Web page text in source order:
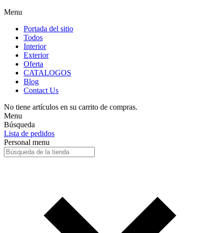
Menu
Portada del sitio
Todos
Interior
Exterior
Oferta
CATALOGOS
Blog
Contact Us
No tiene artículos en su carrito de compras.
Menu
Búsqueda
Lista de pedidos
Personal menu